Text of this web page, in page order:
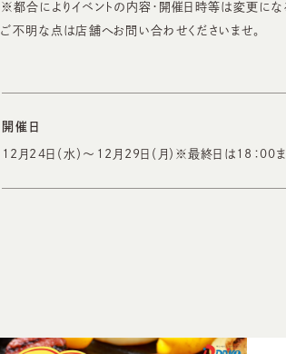
※都合によりイベントの内容・開催日時等は変更にな
ご不明な点は店舗へお問い合わせくださいませ。
開催日
12月24日（水）～12月29日（月）※最終日は18：00